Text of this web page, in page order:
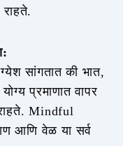
सांगतात की भात,
प्रमाणात वापर
Mindful
आणि वेळ या सर्व